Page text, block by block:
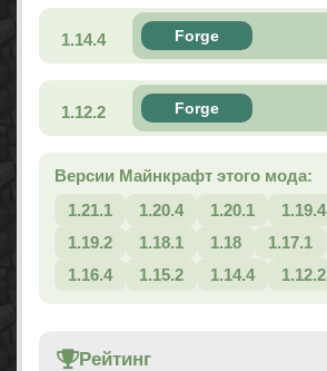
1.14.4 Forge
1.12.2 Forge
Версии Майнкрафт этого мода:
1.21.1
1.20.4 1.20.1 1.19.4
1.19.2
1.18.1 1.18 1.17.1
1.16.4
1.15.2 1.14.4 1.12.2
Рейтинг